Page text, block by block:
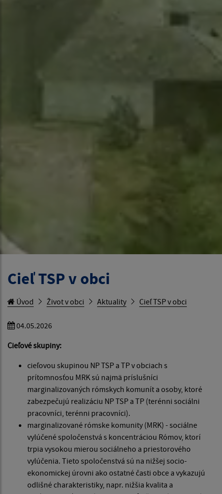
Cieľ TSP v obci
Úvod Život v obci Aktuality Cieľ TSP v obci
04.05.2026
Cieľové skupiny:
cieľovou skupinou NP TSP a TP v obciach s
prítomnosťou MRK sú najmä príslušníci
marginalizovaných rómskych komunít a osoby, ktoré
zabezpečujú realizáciu NP TSP a TP (terénni sociálni
pracovníci, terénni pracovníci).
marginalizované rómske komunity (MRK) - sociálne
vylúčené spoločenstvá s koncentráciou Rómov, ktorí
trpia vysokou mierou sociálneho a priestorového
vylúčenia. Tieto spoločenstvá sú na nižšej socio-
ekonomickej úrovni ako ostatné časti obce a vykazujú
odlišné charakteristiky, napr. nižšia kvalita a